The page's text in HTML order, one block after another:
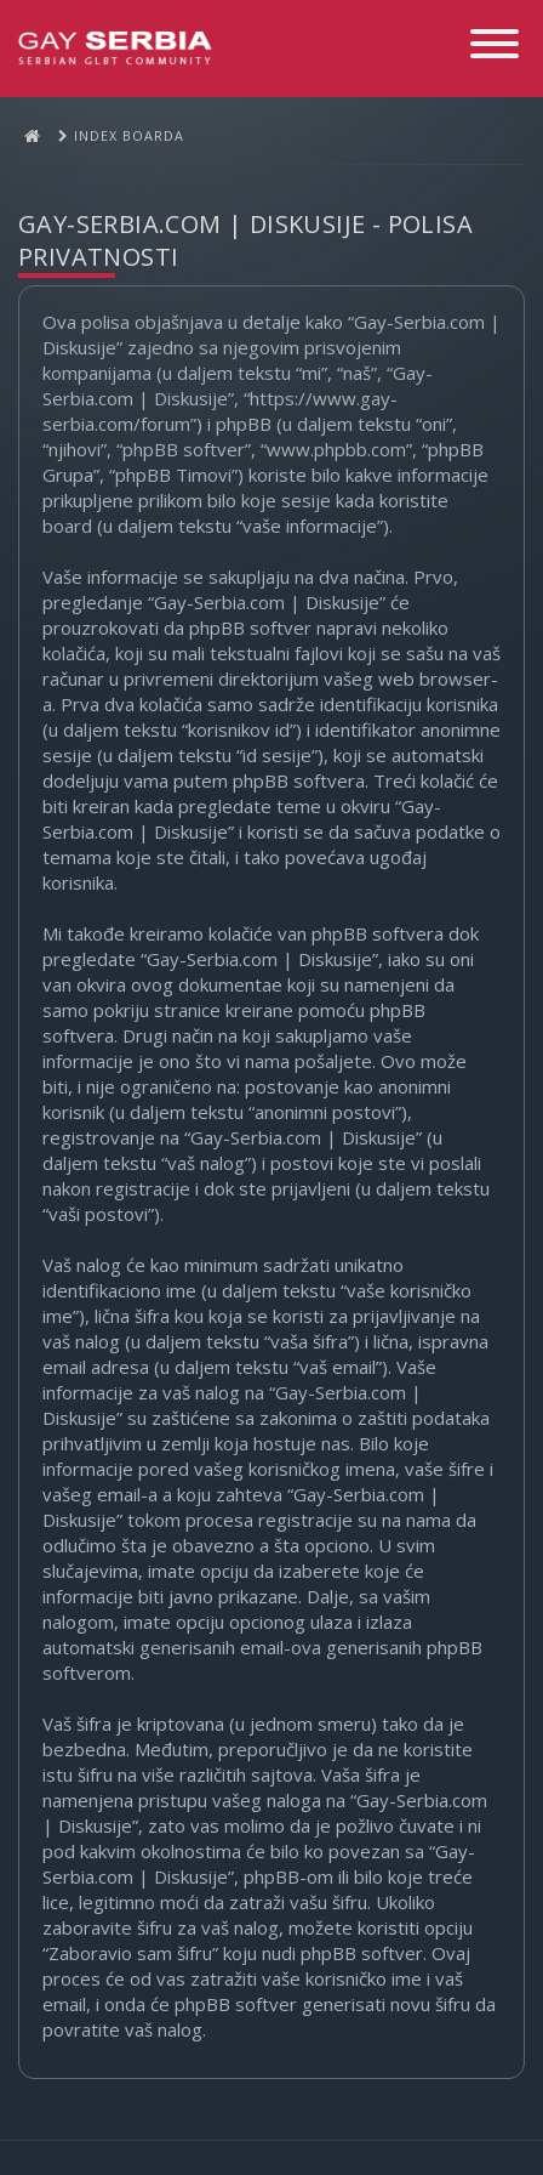
Toggle
INDEX BOARDA
GAY-SERBIA.COM | DISKUSIJE - POLISA
PRIVATNOSTI
Ova polisa objašnjava u detalje kako “Gay-Serbia.com |
Diskusije” zajedno sa njegovim prisvojenim
kompanijama (u daljem tekstu “mi”, “naš”, “Gay-
Serbia.com | Diskusije”, “https://www.gay-
serbia.com/forum”) i phpBB (u daljem tekstu “oni”,
“njihovi”, “phpBB softver”, “www.phpbb.com”, “phpBB
Grupa”, “phpBB Timovi”) koriste bilo kakve informacije
prikupljene prilikom bilo koje sesije kada koristite
board (u daljem tekstu “vaše informacije”).
Vaše informacije se sakupljaju na dva načina. Prvo,
pregledanje “Gay-Serbia.com | Diskusije” će
prouzrokovati da phpBB softver napravi nekoliko
kolačića, koji su mali tekstualni fajlovi koji se sašu na vaš
računar u privremeni direktorijum vašeg web browser-
a. Prva dva kolačića samo sadrže identifikaciju korisnika
(u daljem tekstu “korisnikov id”) i identifikator anonimne
sesije (u daljem tekstu “id sesije”), koji se automatski
dodeljuju vama putem phpBB softvera. Treći kolačić će
biti kreiran kada pregledate teme u okviru “Gay-
Serbia.com | Diskusije” i koristi se da sačuva podatke o
temama koje ste čitali, i tako povećava ugođaj
korisnika.
Mi takođe kreiramo kolačiće van phpBB softvera dok
pregledate “Gay-Serbia.com | Diskusije”, iako su oni
van okvira ovog dokumentae koji su namenjeni da
samo pokriju stranice kreirane pomoću phpBB
softvera. Drugi način na koji sakupljamo vaše
informacije je ono što vi nama pošaljete. Ovo može
biti, i nije ograničeno na: postovanje kao anonimni
korisnik (u daljem tekstu “anonimni postovi”),
registrovanje na “Gay-Serbia.com | Diskusije” (u
daljem tekstu “vaš nalog”) i postovi koje ste vi poslali
nakon registracije i dok ste prijavljeni (u daljem tekstu
“vaši postovi”).
Vaš nalog će kao minimum sadržati unikatno
identifikaciono ime (u daljem tekstu “vaše korisničko
ime”), lična šifra kou koja se koristi za prijavljivanje na
vaš nalog (u daljem tekstu “vaša šifra”) i lična, ispravna
email adresa (u daljem tekstu “vaš email”). Vaše
informacije za vaš nalog na “Gay-Serbia.com |
Diskusije” su zaštićene sa zakonima o zaštiti podataka
prihvatljivim u zemlji koja hostuje nas. Bilo koje
informacije pored vašeg korisničkog imena, vaše šifre i
vašeg email-a a koju zahteva “Gay-Serbia.com |
Diskusije” tokom procesa registracije su na nama da
odlučimo šta je obavezno a šta opciono. U svim
slučajevima, imate opciju da izaberete koje će
informacije biti javno prikazane. Dalje, sa vašim
nalogom, imate opciju opcionog ulaza i izlaza
automatski generisanih email-ova generisanih phpBB
softverom.
Vaš šifra je kriptovana (u jednom smeru) tako da je
bezbedna. Međutim, preporučljivo je da ne koristite
istu šifru na više različitih sajtova. Vaša šifra je
namenjena pristupu vašeg naloga na “Gay-Serbia.com
| Diskusije”, zato vas molimo da je požlivo čuvate i ni
pod kakvim okolnostima će bilo ko povezan sa “Gay-
Serbia.com | Diskusije”, phpBB-om ili bilo koje treće
lice, legitimno moći da zatraži vašu šifru. Ukoliko
zaboravite šifru za vaš nalog, možete koristiti opciju
“Zaboravio sam šifru” koju nudi phpBB softver. Ovaj
proces će od vas zatražiti vaše korisničko ime i vaš
email, i onda će phpBB softver generisati novu šifru da
povratite vaš nalog.